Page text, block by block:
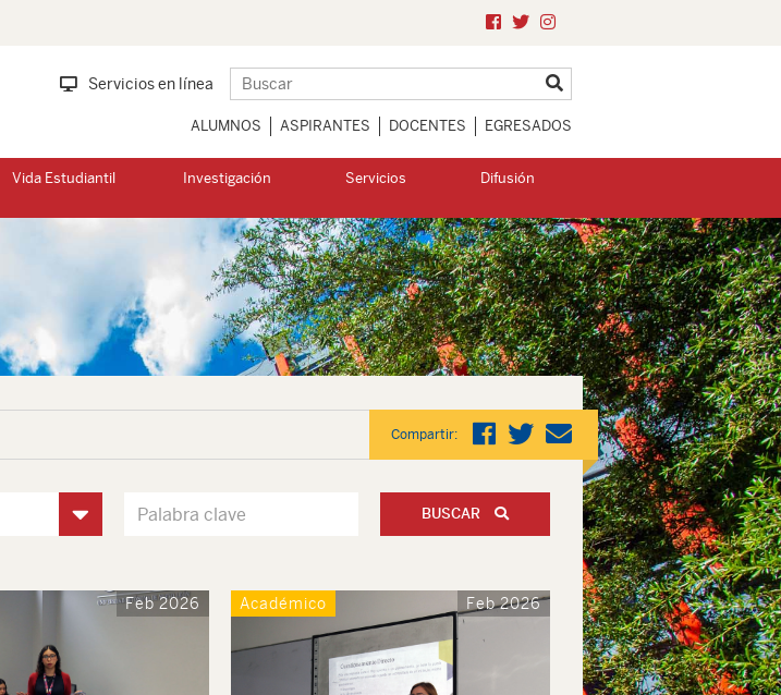
Servicios en línea
ALUMNOS ASPIRANTES DOCENTES EGRESADOS
Vida Estudiantil Investigación Servicios Difusión
Compartir:
BUSCAR
Feb 2026 Académico Feb 2026